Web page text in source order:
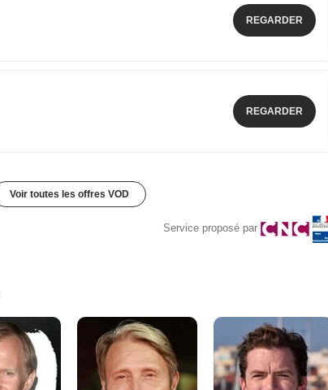
REGARDER
REGARDER
Voir toutes les offres VOD
Service proposé par